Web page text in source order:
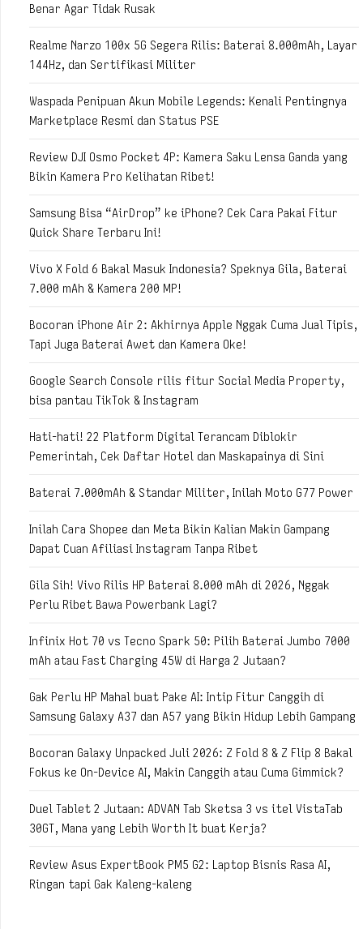
Benar Agar Tidak Rusak
Realme Narzo 100x 5G Segera Rilis: Baterai 8.000mAh, Layar
144Hz, dan Sertifikasi Militer
Waspada Penipuan Akun Mobile Legends: Kenali Pentingnya
Marketplace Resmi dan Status PSE
Review DJI Osmo Pocket 4P: Kamera Saku Lensa Ganda yang
Bikin Kamera Pro Kelihatan Ribet!
Samsung Bisa “AirDrop” ke iPhone? Cek Cara Pakai Fitur
Quick Share Terbaru Ini!
Vivo X Fold 6 Bakal Masuk Indonesia? Speknya Gila, Baterai
7.000 mAh & Kamera 200 MP!
Bocoran iPhone Air 2: Akhirnya Apple Nggak Cuma Jual Tipis,
Tapi Juga Baterai Awet dan Kamera Oke!
Google Search Console rilis fitur Social Media Property,
bisa pantau TikTok & Instagram
Hati-hati! 22 Platform Digital Terancam Diblokir
Pemerintah, Cek Daftar Hotel dan Maskapainya di Sini
Baterai 7.000mAh & Standar Militer, Inilah Moto G77 Power
Inilah Cara Shopee dan Meta Bikin Kalian Makin Gampang
Dapat Cuan Afiliasi Instagram Tanpa Ribet
Gila Sih! Vivo Rilis HP Baterai 8.000 mAh di 2026, Nggak
Perlu Ribet Bawa Powerbank Lagi?
Infinix Hot 70 vs Tecno Spark 50: Pilih Baterai Jumbo 7000
mAh atau Fast Charging 45W di Harga 2 Jutaan?
Gak Perlu HP Mahal buat Pake AI: Intip Fitur Canggih di
Samsung Galaxy A37 dan A57 yang Bikin Hidup Lebih Gampang
Bocoran Galaxy Unpacked Juli 2026: Z Fold 8 & Z Flip 8 Bakal
Fokus ke On-Device AI, Makin Canggih atau Cuma Gimmick?
Duel Tablet 2 Jutaan: ADVAN Tab Sketsa 3 vs itel VistaTab
30GT, Mana yang Lebih Worth It buat Kerja?
Review Asus ExpertBook PM5 G2: Laptop Bisnis Rasa AI,
Ringan tapi Gak Kaleng-kaleng